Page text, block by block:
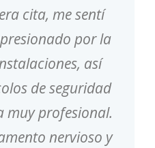
cita, me sentí
por la
así
de seguridad
muy profesional.
nervioso y